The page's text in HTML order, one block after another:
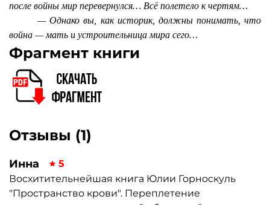
после войны мир перевернулся… Всё полетело к чертям…
— Однако вы, как историк, должны понимать, что
война — мать и устроительница мира сего…
Фрагмент книги
Отзывы (1)
Инна
5
Восхитительнейшая книга Юлии Горноскуль
"Пространство крови". Переплетение